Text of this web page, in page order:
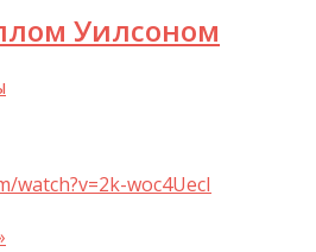
Уилсоном
watch?v=2k-woc4UecI